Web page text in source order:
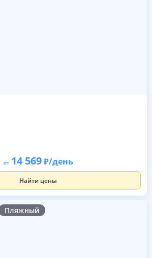
от 14 569 /день
Найти цены
Пляжный